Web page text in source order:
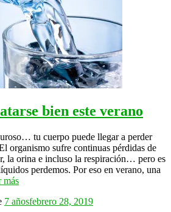
bien este verano
tu cuerpo puede llegar a perder
organismo sufre continuas pérdidas de
la orina e incluso la respiración… pero es
perdemos. Por eso en verano, una
más
7 añosfebrero 28, 2019